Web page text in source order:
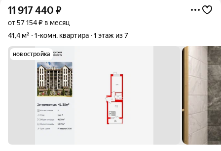
11 917 440 ₽
от 57 154 ₽ в месяц
41,4 м²
1-комн. квартира 1 этаж из 7
новостройка